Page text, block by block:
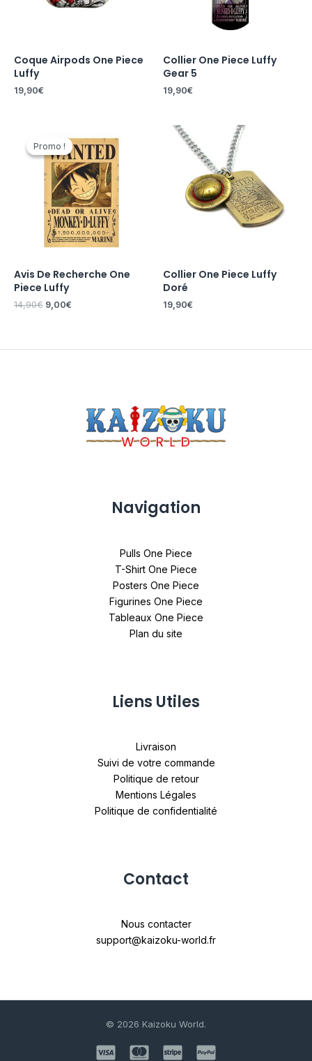
Coque Airpods One Piece
Luffy
19,90€
Collier One Piece Luffy
Gear 5
19,90€
Promo !
Promo !
Avis De Recherche One
Piece Luffy
14,90€
initial
était :
14,90€.
9,00€
prix
actuel
est :
9,00€.
Collier One Piece Luffy
Doré
19,90€
Navigation
Pulls One Piece
T-Shirt One Piece
Posters One Piece
Figurines One Piece
Tableaux One Piece
Plan du site
Liens Utiles
Livraison
Suivi de votre commande
Politique de retour
Mentions Légales
Politique de confidentialité
Contact
Nous contacter
support@kaizoku-world.fr
© 2026 Kaizoku World.